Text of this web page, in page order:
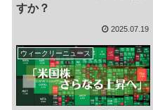
すか？
2025.07.19
ウィークリーニュース